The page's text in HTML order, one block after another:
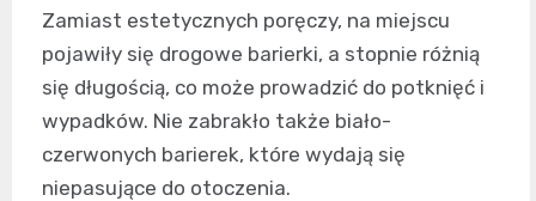
Zamiast estetycznych poręczy, na miejscu
pojawiły się drogowe barierki, a stopnie różnią
się długością, co może prowadzić do potknięć i
wypadków. Nie zabrakło także biało-
czerwonych barierek, które wydają się
niepasujące do otoczenia.